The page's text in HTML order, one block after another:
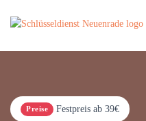
Preise Festpreis ab 39€